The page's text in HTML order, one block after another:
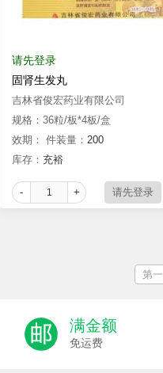
请先登录
固肾生发丸
吉林省俊宏药业有限公司
规格：36粒/板*4板/盒
效期： 件装量： 200
库存： 充裕
- +
第
满金额
免运费